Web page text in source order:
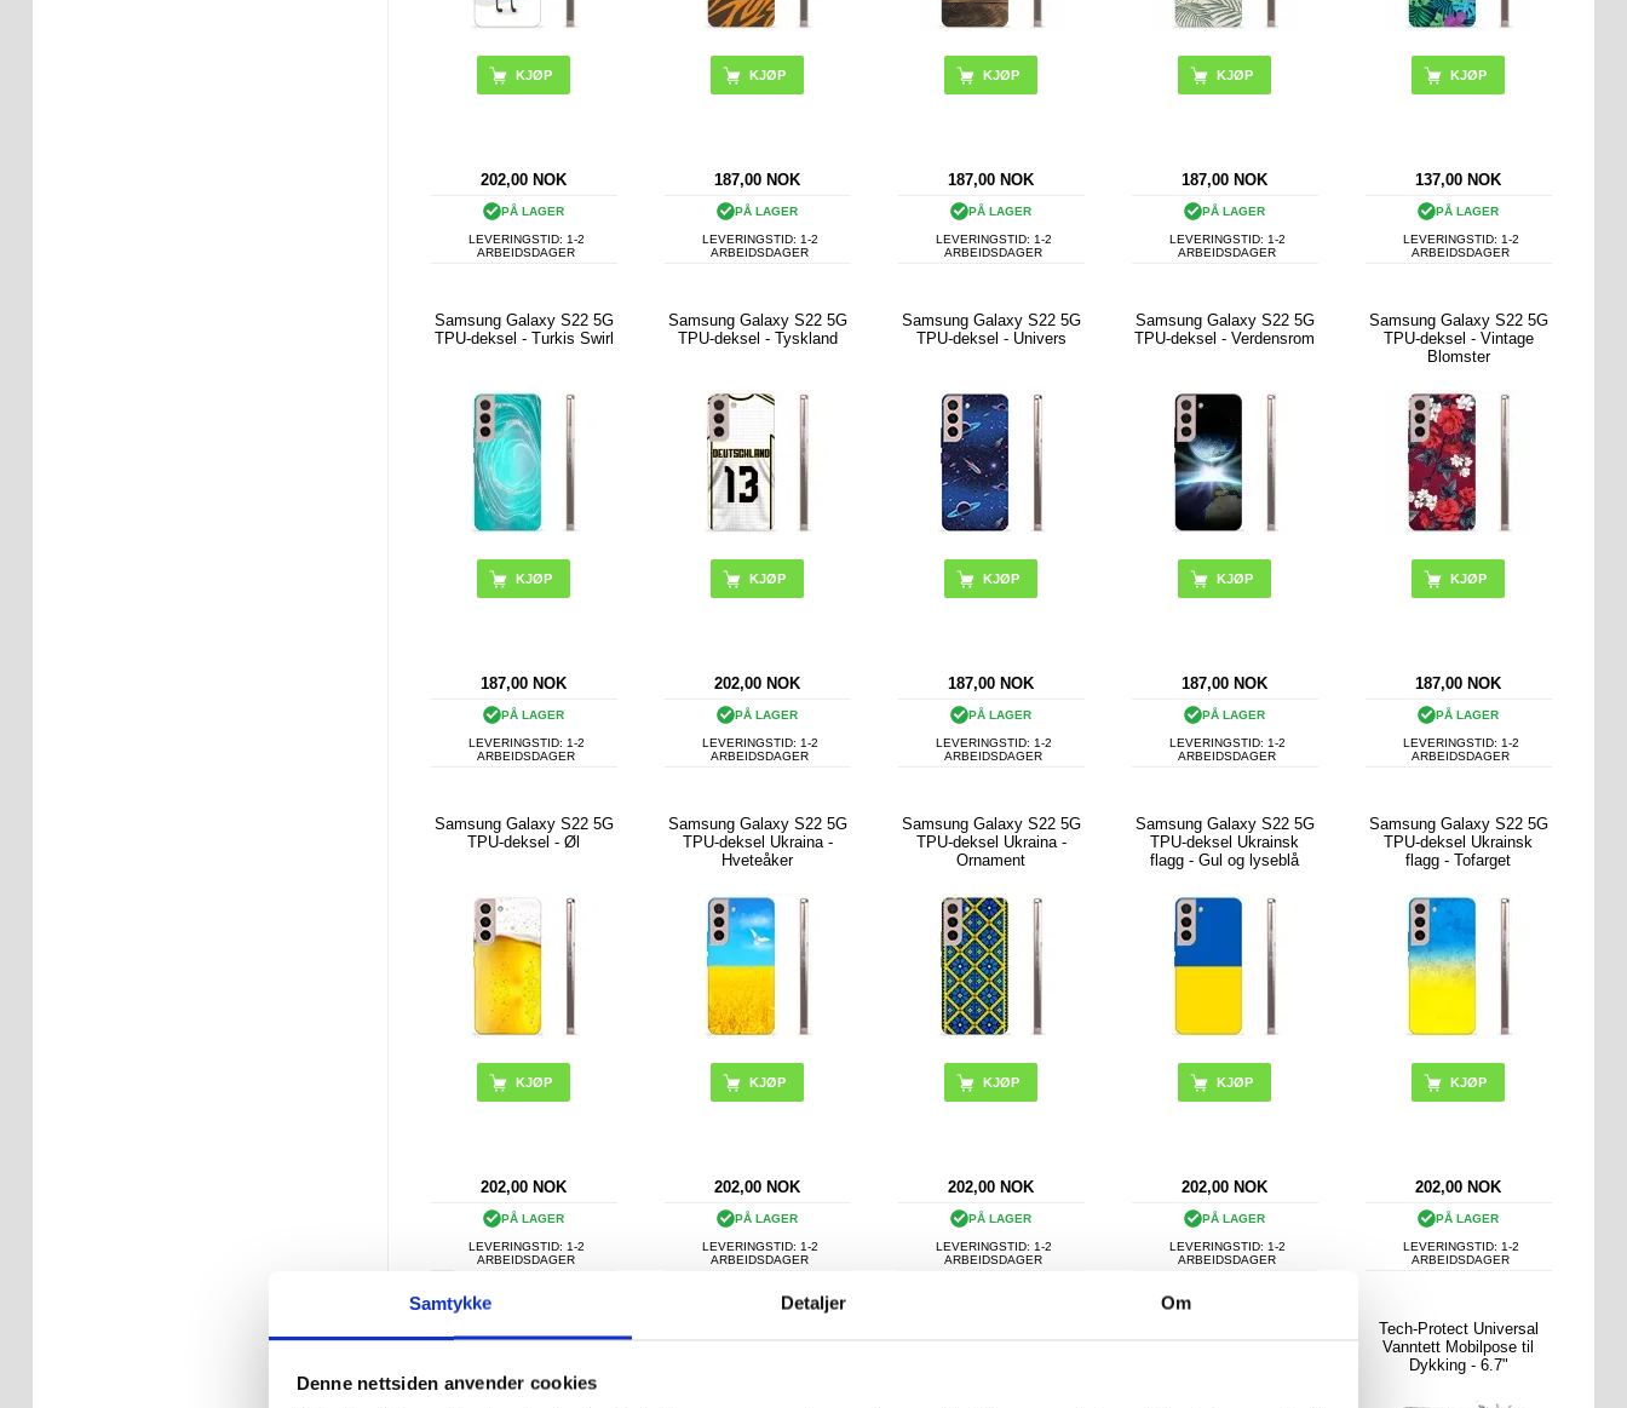
Samtykke Detaljer Om
Denne nettsiden anvender cookies
202,00 NOK
PÅ LAGER
LEVERINGSTID: 1-2
ARBEIDSDAGER
187,00 NOK
PÅ LAGER
LEVERINGSTID: 1-2
ARBEIDSDAGER
187,00 NOK
PÅ LAGER
LEVERINGSTID: 1-2
ARBEIDSDAGER
187,00 NOK
PÅ LAGER
LEVERINGSTID: 1-2
ARBEIDSDAGER
137,00 NOK
PÅ LAGER
LEVERINGSTID: 1-2
ARBEIDSDAGER
Samsung Galaxy S22 5G
TPU-deksel - Turkis Swirl
187,00 NOK
PÅ LAGER
LEVERINGSTID: 1-2
ARBEIDSDAGER
Samsung Galaxy S22 5G
TPU-deksel - Tyskland
202,00 NOK
PÅ LAGER
LEVERINGSTID: 1-2
ARBEIDSDAGER
Samsung Galaxy S22 5G
TPU-deksel - Univers
187,00 NOK
PÅ LAGER
LEVERINGSTID: 1-2
ARBEIDSDAGER
Samsung Galaxy S22 5G
TPU-deksel - Verdensrom
187,00 NOK
PÅ LAGER
LEVERINGSTID: 1-2
ARBEIDSDAGER
Samsung Galaxy S22 5G
TPU-deksel - Vintage
Blomster
187,00 NOK
PÅ LAGER
LEVERINGSTID: 1-2
ARBEIDSDAGER
Samsung Galaxy S22 5G
TPU-deksel - Øl
202,00 NOK
PÅ LAGER
LEVERINGSTID: 1-2
ARBEIDSDAGER
Samsung Galaxy S22 5G
TPU-deksel Ukraina -
Hveteåker
202,00 NOK
PÅ LAGER
LEVERINGSTID: 1-2
ARBEIDSDAGER
Samsung Galaxy S22 5G
TPU-deksel Ukraina -
Ornament
202,00 NOK
PÅ LAGER
LEVERINGSTID: 1-2
ARBEIDSDAGER
Samsung Galaxy S22 5G
TPU-deksel Ukrainsk
flagg - Gul og lyseblå
202,00 NOK
PÅ LAGER
LEVERINGSTID: 1-2
ARBEIDSDAGER
Samsung Galaxy S22 5G
TPU-deksel Ukrainsk
flagg - Tofarget
202,00 NOK
PÅ LAGER
LEVERINGSTID: 1-2
ARBEIDSDAGER
Midjeveske & Vanntett
Svart
Tech-Protect Universal
Vanntett Mobilpose til
Dykking - 6.7"